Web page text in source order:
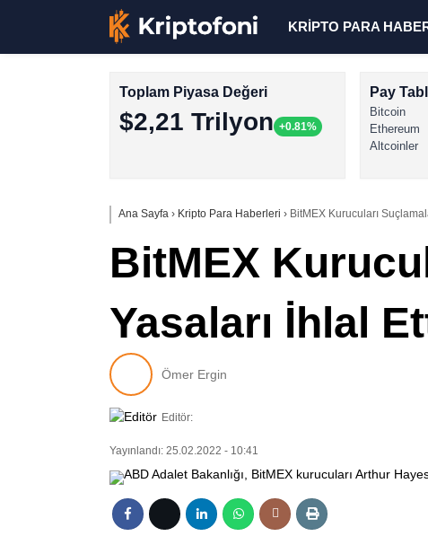
KRİPTO PARA
Toplam Piyasa Değeri
$2,21 Trilyon +0.81%
Pay
Bitcoin
Ethereum
Altcoinler
Ana Sayfa › Kripto Para Haberleri › BitMEX Kurucuları
BitMEX
Yasaları İhlal
Ömer Ergin
Editör:
Yayınlandı: 25.02.2022 - 10:41